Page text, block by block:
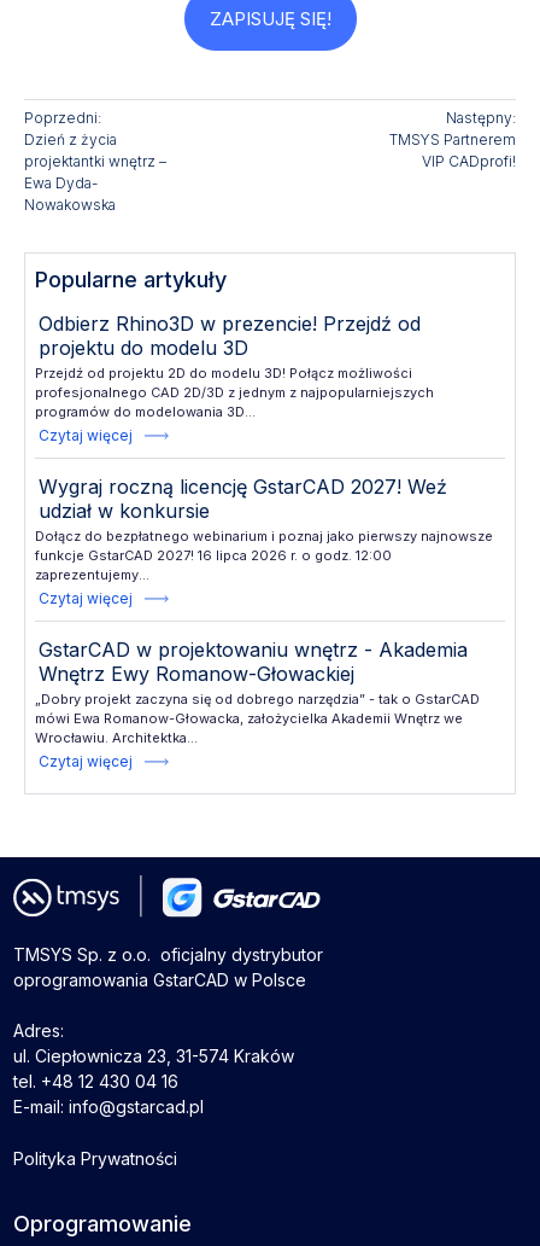
ZAPISUJĘ SIĘ!
Poprzedni:
Dzień z życia
projektantki wnętrz –
Ewa Dyda-
Nowakowska
Następny:
TMSYS Partnerem
VIP CADprofi!
Popularne artykuły
Odbierz Rhino3D w prezencie! Przejdź od
projektu do modelu 3D
Przejdź od projektu 2D do modelu 3D! Połącz możliwości
profesjonalnego CAD 2D/3D z jednym z najpopularniejszych
programów do modelowania 3D...
Czytaj więcej
Wygraj roczną licencję GstarCAD 2027! Weź
udział w konkursie
Dołącz do bezpłatnego webinarium i poznaj jako pierwszy najnowsze
funkcje GstarCAD 2027! 16 lipca 2026 r. o godz. 12:00
zaprezentujemy...
Czytaj więcej
GstarCAD w projektowaniu wnętrz - Akademia
Wnętrz Ewy Romanow-Głowackiej
„Dobry projekt zaczyna się od dobrego narzędzia” - tak o GstarCAD
mówi Ewa Romanow-Głowacka, założycielka Akademii Wnętrz we
Wrocławiu. Architektka...
Czytaj więcej
TMSYS Sp. z o.o. ­ oficjalny dystrybutor
oprogramowania GstarCAD w Polsce
Adres:
ul. Ciepłownicza 23, 31-574 Kraków
tel. +48 12 430 04 16
E-mail: info@gstarcad.pl
Polityka Prywatności
Oprogramowanie